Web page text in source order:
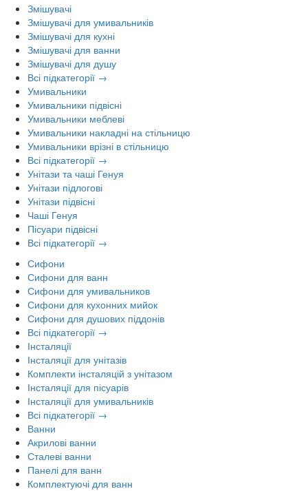
Змішувачі
Змішувачі для умивальників
Змішувачі для кухні
Змішувачі для ванни
Змішувачі для душу
Всі підкатегорії →
Умивальники
Умивальники підвісні
Умивальники меблеві
Умивальники накладні на стільницю
Умивальники врізні в стільницю
Всі підкатегорії →
Унітази та чаші Генуя
Унітази підлогові
Унітази підвісні
Чаші Генуя
Пісуари підвісні
Всі підкатегорії →
Сифони
Сифони для ванн
Сифони для умивальников
Сифони для кухонних мийок
Сифони для душових піддонів
Всі підкатегорії →
Інсталяції
Інсталяції для унітазів
Комплекти інсталяцій з унітазом
Інсталяції для пісуарів
Інсталяції для умивальників
Всі підкатегорії →
Ванни
Акрилові ванни
Сталеві ванни
Панелі для ванн
Комплектуючі для ванн